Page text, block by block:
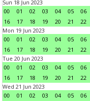
Sun 18 Jun 2023
00
01 02 03 04 05 06
16
17 18 19 20 21 22
Mon 19 Jun 2023
00
01 02 03 04 05 06
16
17 18 19 20 21 22
Tue 20 Jun 2023
00
01 02 03 04 05 06
16
17 18 19 20 21 22
Wed 21 Jun 2023
00
01 02 03 04 05 06